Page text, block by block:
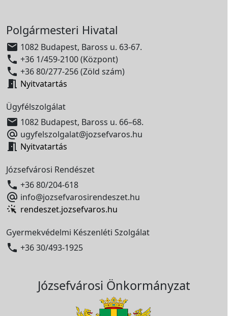
Polgármesteri Hivatal
 1082 Budapest, Baross u. 63-67.
 +36 1/459-2100 (Központ)
 +36 80/277-256 (Zöld szám)
 Nyitvatartás
Ügyfélszolgálat
 1082 Budapest, Baross u. 66–68.
 ugyfelszolgalat@jozsefvaros.hu
 Nyitvatartás
Józsefvárosi Rendészet
 +36 80/204-618
 info@jozsefvarosirendeszet.hu
rendeszet.jozsefvaros.hu
Gyermekvédelmi Készenléti Szolgálat
 +36 30/493-1925
Józsefvárosi Önkormányzat